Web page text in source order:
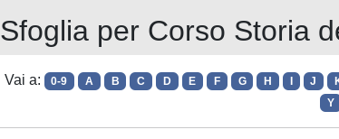
Sfoglia per Corso Storia
Vai a: 0-9 A B C D E F G H J
Y